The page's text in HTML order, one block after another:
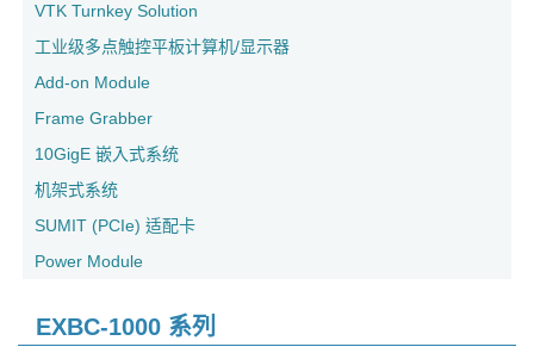
VTK Turnkey Solution
工业级多点触控平板计算机/显示器
Add-on Module
Frame Grabber
10GigE 嵌入式系统
机架式系统
SUMIT (PCIe) 适配卡
Power Module
EXBC-1000 系列